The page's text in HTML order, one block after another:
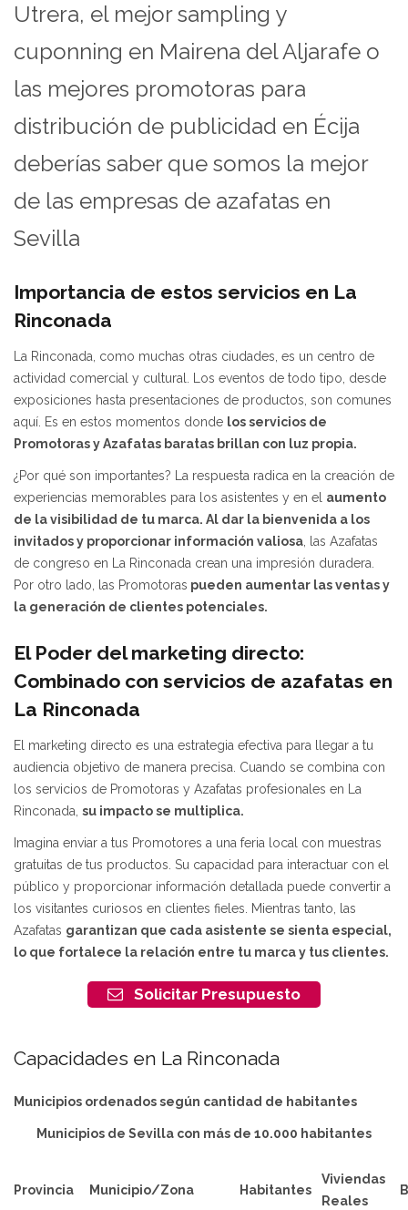
Utrera, el mejor sampling y
cuponning en Mairena del Aljarafe o
las mejores promotoras para
distribución de publicidad en Écija
deberías saber que somos la mejor
de las empresas de azafatas en
Sevilla
Importancia de estos servicios en La
Rinconada
La Rinconada, como muchas otras ciudades, es un centro de
actividad comercial y cultural. Los eventos de todo tipo, desde
exposiciones hasta presentaciones de productos, son comunes
aquí. Es en estos momentos donde los servicios de
Promotoras y Azafatas baratas brillan con luz propia.
¿Por qué son importantes? La respuesta radica en la creación de
experiencias memorables para los asistentes y en el aumento
de la visibilidad de tu marca. Al dar la bienvenida a los
invitados y proporcionar información valiosa , las Azafatas
de congreso en La Rinconada crean una impresión duradera.
Por otro lado, las Promotoras pueden aumentar las ventas y
la generación de clientes potenciales.
El Poder del marketing directo:
Combinado con servicios de azafatas en
La Rinconada
El marketing directo es una estrategia efectiva para llegar a tu
audiencia objetivo de manera precisa. Cuando se combina con
los servicios de Promotoras y Azafatas profesionales en La
Rinconada, su impacto se multiplica.
Imagina enviar a tus Promotores a una feria local con muestras
gratuitas de tus productos. Su capacidad para interactuar con el
público y proporcionar información detallada puede convertir a
los visitantes curiosos en clientes fieles. Mientras tanto, las
Azafatas garantizan que cada asistente se sienta especial,
lo que fortalece la relación entre tu marca y tus clientes.
Solicitar Presupuesto
Capacidades en La Rinconada
Municipios ordenados según cantidad de habitantes
Municipios de Sevilla con más de 10.000 habitantes
Provincia Municipio/Zona Habitantes
Viviendas
Reales